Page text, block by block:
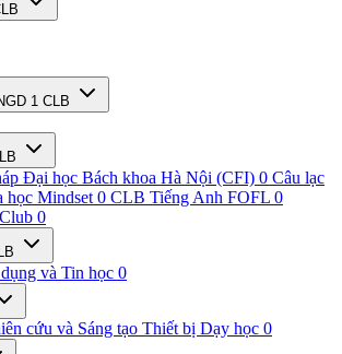
1 CLB
Đại học Bách khoa Hà Nội (CFI) 0 Câu lạc
học Mindset 0 CLB Tiếng Anh FOFL 0
0
và Tin học 0
cứu và Sáng tạo Thiết bị Dạy học 0